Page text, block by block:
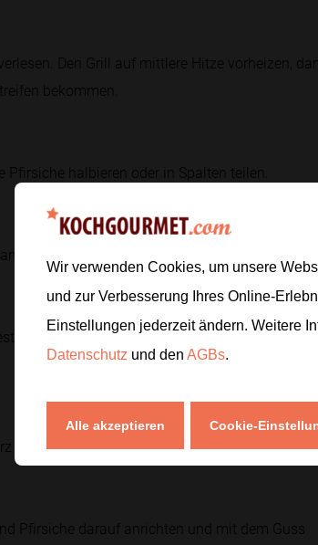
Den Grill auf mittlere Hitze vorheizen,
bekommen.
halbieren oder in Spalten teilen.
und Pfeffer verrühren.
und den Rucola erst kurz vorher waschen,
braten, bis sie warme Grillstreifen bekommen.
Pfirsiche darauf anrichten und mit dem Guss
Wir verwenden Cookies, um unsere
und zur Verbesserung Ihres Online-
Einstellungen jederzeit ändern. Weitere
Datenschutz und den AGBs.
Alle akzeptieren Cookie-